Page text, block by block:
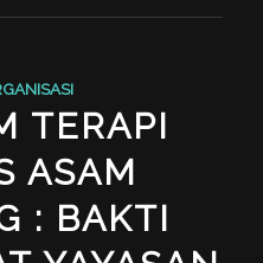
TERAPI
ASAM
: BAKTI